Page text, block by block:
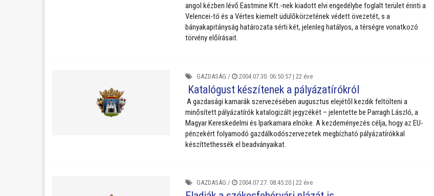
angol kézben lévő Eastmine Kft.-nek kiadott elvi engedélybe foglalt terület érinti a
Velencei-tó és a Vértes kiemelt üdülőkörzetének védett övezetét, s a
bányakapitányság határozata sérti két, jelenleg hatályos, a térségre vonatkozó
törvény előírásait.
GAZDASÁG / 2004.07.30. 06:50:57 | 22 éve
Katalógust készítenek a pályázatírókról
A gazdasági kamarák szervezésében augusztus elejétől kezdik feltölteni a
minősített pályázatírók katalogizált jegyzékét – jelentette be Parragh László, a
Magyar Kereskedelmi és Iparkamara elnöke. A kezdeményezés célja, hogy az EU-
pénzekért folyamodó gazdálkodószervezetek megbízható pályázatírókkal
készíttethessék el beadványaikat.
GAZDASÁG / 2004.07.27. 08:45:20 | 22 éve